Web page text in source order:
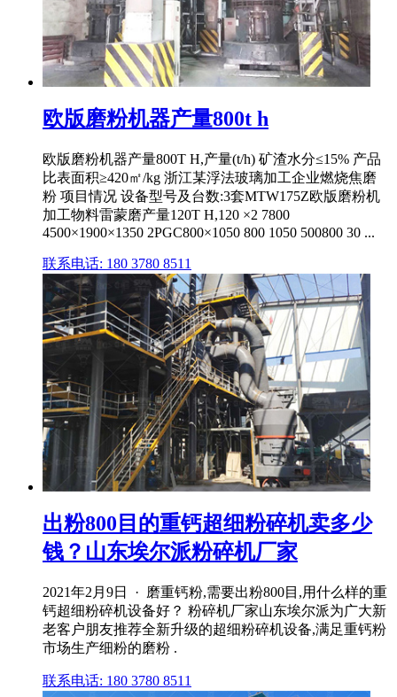
欧版磨粉机器产量800t h
欧版磨粉机器产量800T H,产量(t/h) 矿渣水分≤15% 产品
比表面积≥420㎡/kg 浙江某浮法玻璃加工企业燃烧焦磨
粉 项目情况 设备型号及台数:3套MTW175Z欧版磨粉机
加工物料雷蒙磨产量120T H,120 ×2 7800
4500×1900×1350 2PGC800×1050 800 1050 500800 30 ...
联系电话: 180 3780 8511
出粉800目的重钙超细粉碎机卖多少
钱？山东埃尔派粉碎机厂家
2021年2月9日 · 磨重钙粉,需要出粉800目,用什么样的重
钙超细粉碎机设备好？ 粉碎机厂家山东埃尔派为广大新
老客户朋友推荐全新升级的超细粉碎机设备,满足重钙粉
市场生产细粉的磨粉 .
联系电话: 180 3780 8511